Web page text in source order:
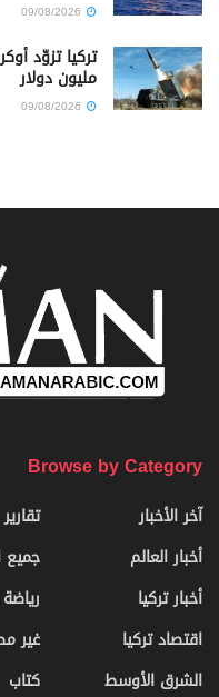
مليون دولار
Browse by Category
آخر الأخبار
أخبار العالم
أخبار تركيا
اقتصاد تركيا
الشرق الأوسط
تقارير
جميع
رياضة
غير
كتاب